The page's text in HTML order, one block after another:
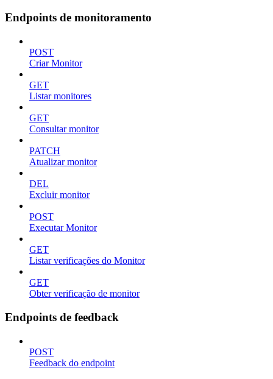
Endpoints de monitoramento
POST
Criar Monitor
GET
Listar monitores
GET
Consultar monitor
PATCH
Atualizar monitor
DEL
Excluir monitor
POST
Executar Monitor
GET
Listar verificações do Monitor
GET
Obter verificação de monitor
Endpoints de feedback
POST
Feedback do endpoint